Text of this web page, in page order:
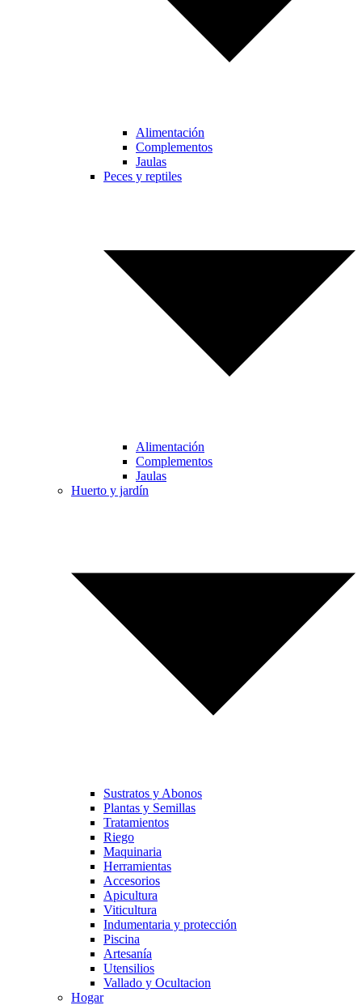
Alimentación
Complementos
Jaulas
Peces y reptiles
Alimentación
Complementos
Jaulas
Huerto y jardín
Sustratos y Abonos
Plantas y Semillas
Tratamientos
Riego
Maquinaria
Herramientas
Accesorios
Apicultura
Viticultura
Indumentaria y protección
Piscina
Artesanía
Utensilios
Vallado y Ocultacion
Hogar